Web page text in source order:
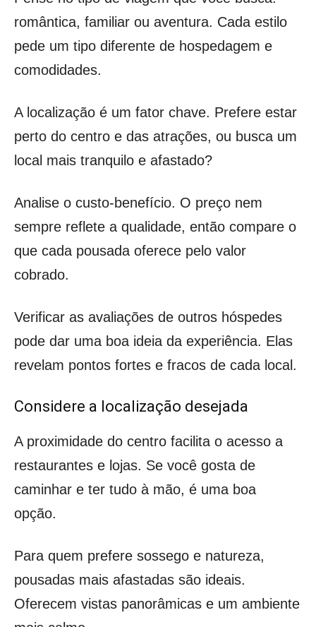
romântica, familiar ou aventura. Cada estilo
pede um tipo diferente de hospedagem e
comodidades.
A localização é um fator chave. Prefere estar
perto do centro e das atrações, ou busca um
local mais tranquilo e afastado?
Analise o custo-benefício. O preço nem
sempre reflete a qualidade, então compare o
que cada pousada oferece pelo valor
cobrado.
Verificar as avaliações de outros hóspedes
pode dar uma boa ideia da experiência. Elas
revelam pontos fortes e fracos de cada local.
Considere a localização desejada
A proximidade do centro facilita o acesso a
restaurantes e lojas. Se você gosta de
caminhar e ter tudo à mão, é uma boa
opção.
Para quem prefere sossego e natureza,
pousadas mais afastadas são ideais.
Oferecem vistas panorâmicas e um ambiente